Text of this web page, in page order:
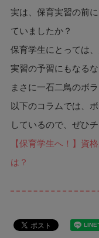
実は、保育実習の前
ていましたか？
保育学生にとっては
実習の予習にもなるな
まさに一石二鳥のボ
以下のコラムでは、
しているので、ぜひ
【保育学生へ！】資
は？